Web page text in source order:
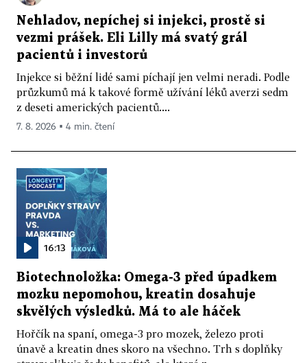
Nehladov, nepíchej si injekci, prostě si
vezmi prášek. Eli Lilly má svatý grál
pacientů i investorů
Injekce si běžní lidé sami píchají jen velmi neradi. Podle
průzkumů má k takové formě užívání léků averzi sedm
z deseti amerických pacientů....
7. 8. 2026 ▪ 4 min. čtení
16:13
Biotechnoložka: Omega-3 před úpadkem
mozku nepomohou, kreatin dosahuje
skvělých výsledků. Má to ale háček
Hořčík na spaní, omega-3 pro mozek, železo proti
únavě a kreatin dnes skoro na všechno. Trh s doplňky